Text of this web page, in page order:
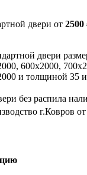
двери от 2500
двери
600х2000,
и толщиной 35
без распила
г.Ковров от